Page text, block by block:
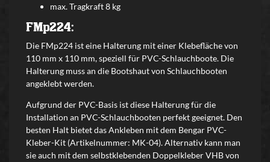
max. Tragkraft 8 kg
FMp224:
Die FMp224 ist eine Halterung mit einer Klebefläche von
110 mm x 110 mm, speziell für PVC-Schlauchboote. Die
Halterung muss an die Bootshaut von Schlauchbooten
angeklebt werden.
Aufgrund der PVC-Basis ist diese Halterung für die
Installation an PVC-Schlauchbooten perfekt geeignet. Den
besten Halt bietet das Ankleben mit dem Bengar PVC-
Kleber-Kit (Artikelnummer: MK-04). Alternativ kann man
sie auch mit dem selbstklebenden Doppelkleber VHB von